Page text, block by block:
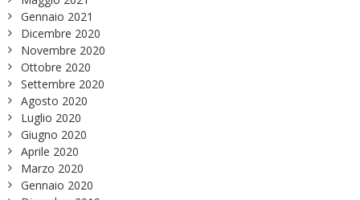
Gennaio 2021
Dicembre 2020
Novembre 2020
Ottobre 2020
Settembre 2020
Agosto 2020
Luglio 2020
Giugno 2020
Aprile 2020
Marzo 2020
Gennaio 2020